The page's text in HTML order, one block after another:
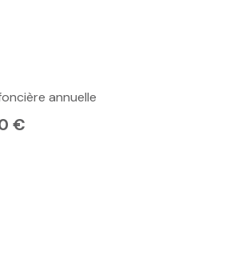
annuelle
€